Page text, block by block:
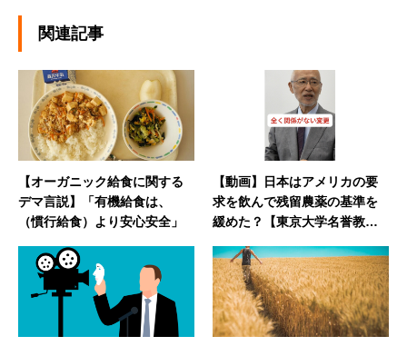
関連記事
【オーガニック給食に関する
デマ言説】「有機給食は、
（慣行給食）より安心安全」
【動画】日本はアメリカの要
求を飲んで残留農薬の基準を
緩めた？【東京大学名誉教授
た！】